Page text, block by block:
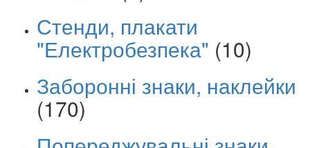
Стенди, плакати
"Електробезпека" (10)
Заборонні знаки, наклейки
(170)